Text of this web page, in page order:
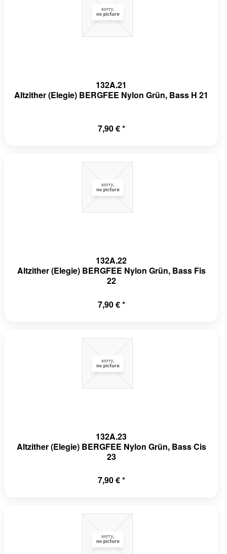
132A.21
Altzither (Elegie) BERGFEE Nylon Grün, Bass H 21
7,90 € *
132A.22
Altzither (Elegie) BERGFEE Nylon Grün, Bass Fis
22
7,90 € *
132A.23
Altzither (Elegie) BERGFEE Nylon Grün, Bass Cis
23
7,90 € *